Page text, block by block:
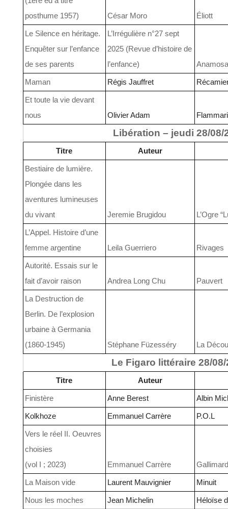
posthume 1957)
César Moro Éliott
Le Silence en héritage.
Enquêter sur l’enfance
de ses parents
L’Irrégulière n°27 sept
2025 (Revue d’histoire de
l’enfance)
Anamosa
Maman Régis Jauffret
Et toute la vie devant
nous
Olivier Adam
Libération – jeudi 28/08/
Titre Auteur
Bestiaire de lumière.
Plongée dans les
aventures lumineuses
du vivant
Jeremie Brugidou L’Ogre
L’Appel. Histoire d’une
femme argentine
Leila Guerriero Rivages
Autorité. Essais sur le
fait d’avoir raison
Andrea Long Chu Pauvert
La Destruction de
Berlin. De l’explosion
urbaine à Germania
(1860-1945)
Stéphane Füzesséry La
Le Figaro littéraire 28/08/
Titre Auteur
Finistère Anne Berest Albin
Kolkhoze Emmanuel Carrère P.O.L
Vers le réel II. Oeuvres
choisies
(vol I ; 2023)
Emmanuel Carrère
La Maison vide Laurent Mauvignier Minuit
Nous les moches Jean Michelin Héloïse